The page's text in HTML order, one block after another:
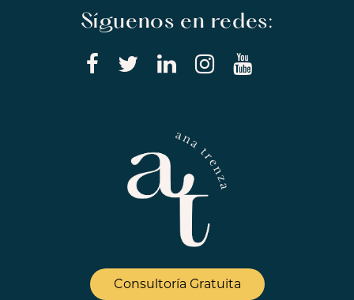
Síguenos en redes:
Consultoría Gratuita